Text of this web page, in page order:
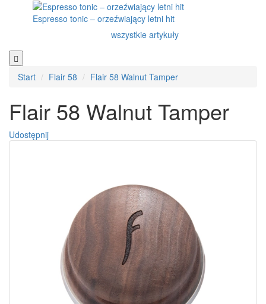
Espresso tonic – orzeźwiający letni hit
wszystkie artykuły
Start Flair 58 Flair 58 Walnut Tamper
Flair 58 Walnut Tamper
Udostępnij